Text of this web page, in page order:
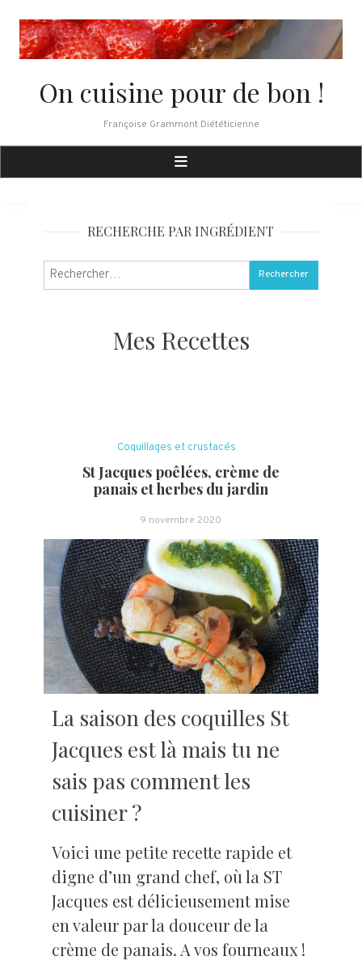
content
On cuisine pour de bon !
Françoise Grammont Diététicienne
Coquillages et crustacés
St Jacques poêlées, crème de
panais et herbes du jardin
9 novembre 2020
La saison des coquilles St
Jacques est là mais tu ne
sais pas comment les
cuisiner ?
Voici une petite recette rapide et
digne d’un grand chef, où la ST
Jacques est délicieusement mise
en valeur par la douceur de la
crème de panais. A vos fourneaux !
RECHERCHE PAR INGRÉDIENT
Rechercher :
Mes Recettes